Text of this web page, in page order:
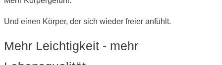
Und einen Körper, der sich wieder freier anfühlt.
Mehr Leichtigkeit - mehr